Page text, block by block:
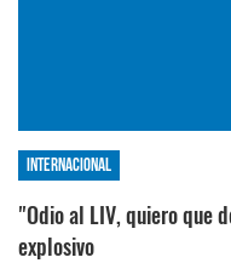
Internacional
"Odio al LIV, quiero que
explosivo